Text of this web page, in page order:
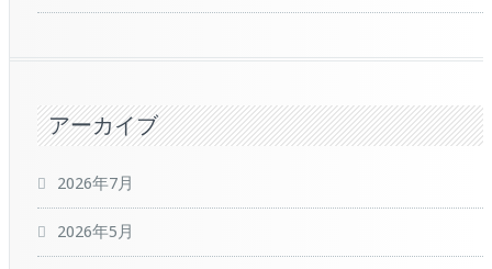
アーカイブ
2026年7月
2026年5月